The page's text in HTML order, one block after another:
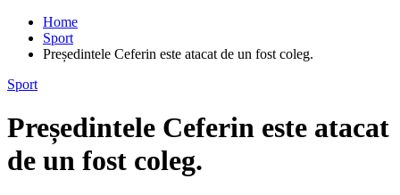
Home
Sport
Președintele Ceferin este atacat de un fost coleg.
Sport
Președintele Ceferin este atacat
de un fost coleg.